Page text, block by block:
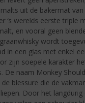
uit de bakermat
‘s werelds eerste triple
en vooral geen
wordt
in een glas met enkel
zijn soepele karakter
De naam Monkey
blessure die de
Door het langdurig